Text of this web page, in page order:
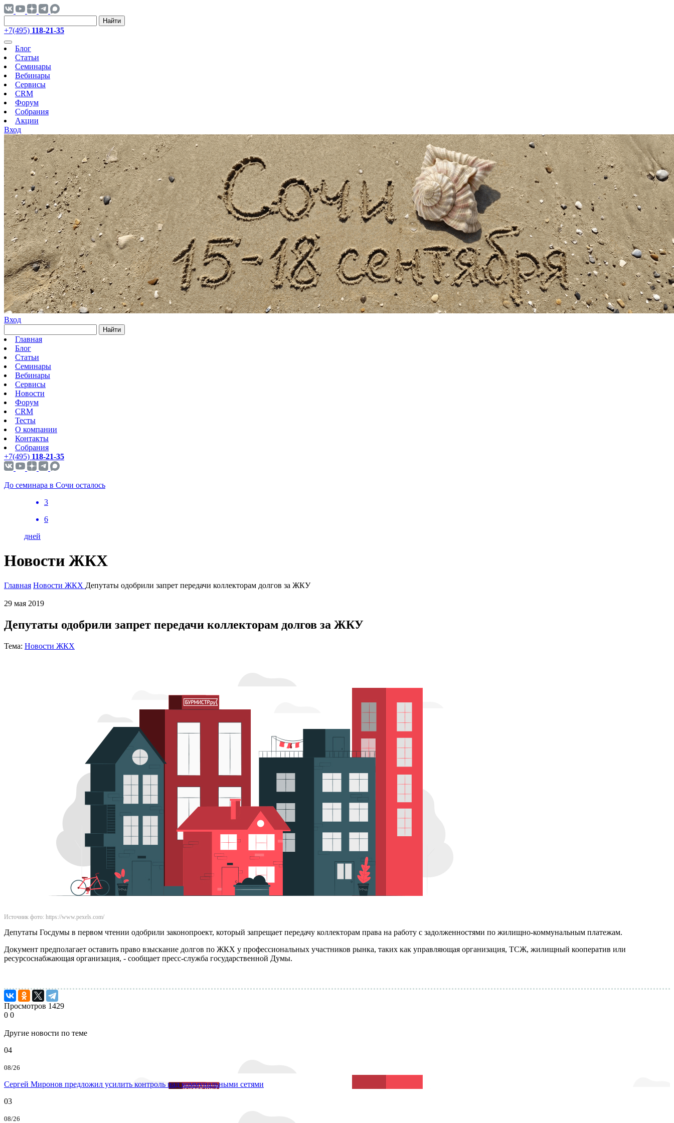
Найти
+7(495) 118-21-35
Блог
Статьи
Семинары
Вебинары
Сервисы
CRM
Форум
Собрания
Акции
Вход
Вход
Найти
Главная
Блог
Статьи
Семинары
Вебинары
Сервисы
Новости
Форум
CRM
Тесты
О компании
Контакты
Собрания
+7(495) 118-21-35
До семинара в Сочи осталось
3
6
дней
Новости ЖКХ
Главная Новости ЖКХ Депутаты одобрили запрет передачи коллекторам долгов за ЖКУ
29 мая 2019
Депутаты одобрили запрет передачи коллекторам долгов за ЖКУ
Тема: Новости ЖКХ
Источник фото: https://www.pexels.com/
Депутаты Госдумы в первом чтении одобрили законопроект, который запрещает передачу коллекторам права на работу с задолженностями по жилищно-коммунальным платежам.
Документ предполагает оставить право взыскание долгов по ЖКХ у профессиональных участников рынка, таких как управляющая организация, ТСЖ, жилищный кооператив или
ресурсоснабжающая организация, - сообщает пресс-служба государственной Думы.
Просмотров 1429
0 0
Другие новости по теме
04
08/26
Сергей Миронов предложил усилить контроль над коммунальными сетями
03
08/26